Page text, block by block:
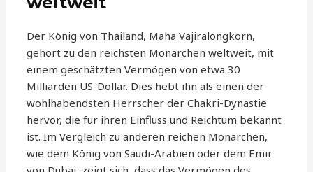
Der König von Thailand, Maha Vajiralongkorn,
gehört zu den reichsten Monarchen weltweit, mit
einem geschätzten Vermögen von etwa 30
Milliarden US-Dollar. Dies hebt ihn als einen der
wohlhabendsten Herrscher der Chakri-Dynastie
hervor, die für ihren Einfluss und Reichtum bekannt
ist. Im Vergleich zu anderen reichen Monarchen,
wie dem König von Saudi-Arabien oder dem Emir